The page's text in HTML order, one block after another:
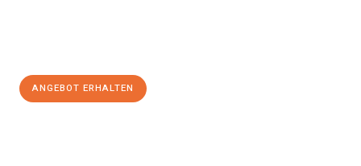
ANGEBOT ERHALTEN